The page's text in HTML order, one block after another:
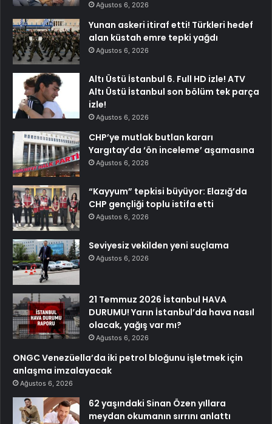
Ağustos 6, 2026
Yunan askeri itiraf etti! Türkleri hedef
alan küstah emre tepki yağdı
Ağustos 6, 2026
Altı Üstü İstanbul 6. Full HD izle! ATV
Altı Üstü İstanbul son bölüm tek parça
izle!
Ağustos 6, 2026
CHP’ye mutlak butlan kararı
Yargıtay’da ‘ön inceleme’ aşamasına
Ağustos 6, 2026
“Kayyum” tepkisi büyüyor: Elazığ’da
CHP gençliği toplu istifa etti
Ağustos 6, 2026
Seviyesiz vekilden yeni suçlama
Ağustos 6, 2026
21 Temmuz 2026 İstanbul HAVA
DURUMU! Yarın İstanbul’da hava nasıl
olacak, yağış var mı?
Ağustos 6, 2026
ONGC Venezüella’da iki petrol bloğunu işletmek için
anlaşma imzalayacak
Ağustos 6, 2026
62 yaşındaki Sinan Özen yıllara
meydan okumanın sırrını anlattı